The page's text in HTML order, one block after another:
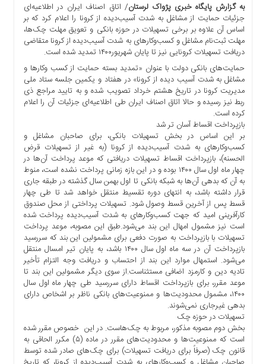
علمی
آموزشی
دسترسی
سریع
برگه
نمونه
تعرفه
درباره
اخبار
سایت
ارتباط
برگه
نمونه
تعرفه
درباره
به گزارش پایگاه خبری پژواک لرستان/ اتاق اصناف ایران در اطلاعیه‌ای
جزئیات حمایت از مشاغل به شدت آسیب‌دیده از کرونا را اعلام کرد که بر
اساس آن علاوه بر برخی تسهیلات در حوزه بانکی و تعویق مهلت چک‌ها،
مهلت ثبت‌نام مشاغل و کسب‌وکارهای به شدت آسیب‌دیده از کرونا متقاضی
دریافت تسهیلات کرونایی نیز تا پایان شهریور۱۴۰۰ تمدید شده است.
حمایت‌های بانکی دولت با عنوان «تمدید بسته حمایت از کسب وکارها و
مشاغل به شدت آسیب دیده از کرونا» در هفتاد و یکمین جلسه ستاد ملی
مدیریت کرونا در تاریخ هشتم خرداد تصویب شده و به تایید مراجع ذی
ربط نیز رسیده و حالا اتاق اصناف ایران طی اطلاعیه‌ای جزئیات آن را اعلام
کرده است.
بازپرداخت اقساط آسان تر شد
بر این اساس در بخش تسهیلات بانکی، برای صاحبان مشاغل و
کسب‌وکارهای به شدت آسیب‌دیده از کرونا (به غیر از تسهیلات قرض
الحسنه)، بازپرداخت اقساط تسهیلات دریافتی که موعد پرداخت ‌آن‌ها در
چهار ماه اول سال ۱۴۰۰ بوده و در این بازه زمانی پرداخت نشده است، منوط
به آن که بدهی‌ آن‌ها به شبکه بانکی تا اول بهمن سال گذشته در طبقه جاری
قرار داشته باشد، به انتهای دوره تقسیط منتقل خواهد شد تا طی چهار
قسط پس از آخرین قسط وصول شود. تسهیلات پرداختی از محل صندوق
کارآفرینی امید که جهت کسب‌وکارهای به شدت آسیب‌دیده پرداخت شده
است نیز مشمول امهال این بند می‌شود.طبق این مصوبه، موعد پرداخت
تسهیلات با بازپرداخت به صورت دفعی برای مشمولین این بند که سررسید
بازپرداخت آن در سه ماه اول سال ۱۴۰۰ باشد، به پایان تیر امسال منتقل
می‌شود. استمهال موارد این بند از احتساب و دریافت وجه التزام تأخیر
تادیه دین و کارمزد اضافی مستثناست.از سوی دیگر مشمولین این بند تا
موعد مقرر، برای بازپرداخت اقساط دارای سررسید طی چهار ماه اول سال
۱۴۰۰، مشمول محدودیت‌ها و ممنوعیت‌های بانکی ناظر بر اشخاص دارای
بدهی غیرجاری نمی‌شوند.
تسهیلات در حوزه چک
بخش دوم مصوبه مذکور، مربوط به چک‌هاست. در این خصوص مقرر شده
است که ممنوعیت‌ها و محدودیت‌های مقرر در ماده (۵) مکرر الحاقی به
قانون چک (صرفاً برای دریافت تسهیلات) برای چک‌های صادر شده توسط